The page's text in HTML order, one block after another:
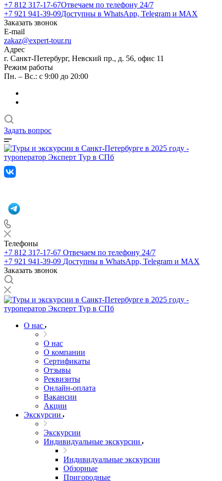
+7 812 317-17-67Отвечаем по телефону 24/7
+7 921 941-39-09Доступны в WhatsApp, Telegram и MAX
Заказать звонок
E-mail
zakaz@expert-tour.ru
Адрес
г. Санкт-Петербург, Невский пр., д. 56, офис 11
Режим работы
Пн. – Вс.: с 9:00 до 20:00
Задать вопрос
Телефоны
+7 812 317-17-67 Отвечаем по телефону 24/7
+7 921 941-39-09 Доступны в WhatsApp, Telegram и MAX
Заказать звонок
О нас
О нас
О компании
Сертификаты
Отзывы
Реквизиты
Онлайн-оплата
Вакансии
Акции
Экскурсии
Экскурсии
Индивидуальные экскурсии
Индивидуальные экскурсии
Обзорные
Пригородные